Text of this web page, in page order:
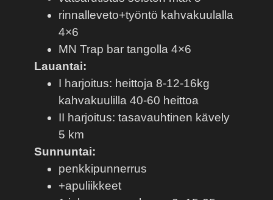
rinnalleveto+työntö kahvakuulalla
4×6
MN Trap bar tangolla 4×6
Lauantai:
I harjoitus: heittoja 8-12-16kg
kahvakuulilla 40-60 heittoa
II harjoitus: tasavauhtinen kävely
5 km
Sunnuntai:
penkkipunnerrus
+apuliikkeet